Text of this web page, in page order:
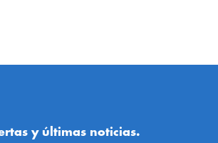
y últimas noticias.